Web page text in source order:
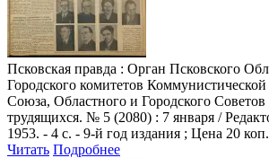
Псковская правда : Орган Псковского
Городского комитетов
Союза, Областного и Городского Советов
трудящихся. № 5 (2080) : 7 января /
1953. - 4 с. - 9-й год издания ; Цена 20 коп.
Читать Подробнее